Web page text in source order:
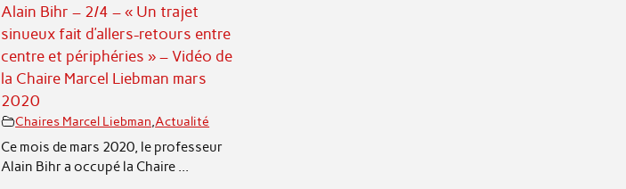
Alain Bihr – 2/4 – « Un trajet
sinueux fait d’allers-retours entre
centre et périphéries » – Vidéo de
la Chaire Marcel Liebman mars
2020
Chaires Marcel Liebman Actualité
Ce mois de mars 2020, le professeur
Alain Bihr a occupé la Chaire ...